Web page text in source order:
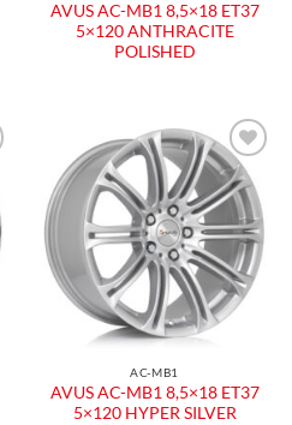
AVUS AC-MB1 8,5×18 ET37
5×120 ANTHRACITE
POLISHED
Aggiungi
alla lista
dei
desideri
AC-MB1
AVUS AC-MB1 8,5×18 ET37
5×120 HYPER SILVER